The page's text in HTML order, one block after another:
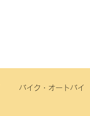
バイク・オートバイ